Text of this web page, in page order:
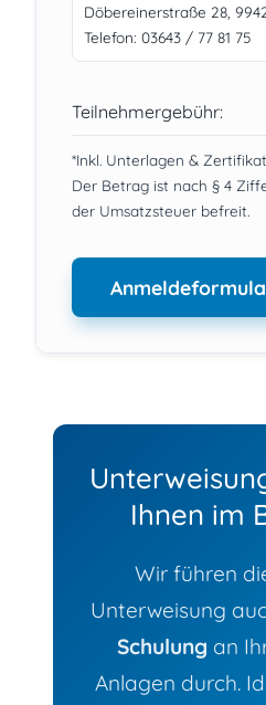
Döbereinerstraße 28,
Telefon: 03643 / 77 81 75
Teilnehmergebühr:
*Inkl. Unterlagen &
Der Betrag ist nach § 4
der Umsatzsteuer befreit.
Ihnen im
Wir führen
Unterweisung
Schulung an
Anlagen durch.